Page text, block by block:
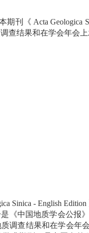
期刊《 Acta Geologica
查结果和在学会年会
Sinica - English Edition
《中国地质学会公报
调查结果和在学会年